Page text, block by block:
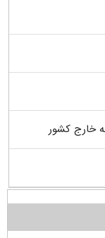
خارج کشور